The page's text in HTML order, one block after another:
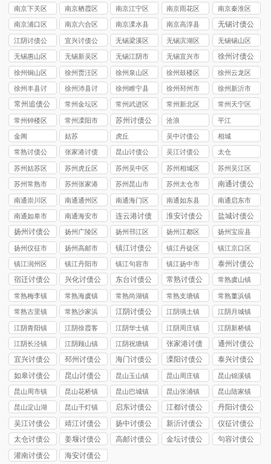
司
讨债公司
讨债公司
讨债公司
讨债公司
南京下关区
讨债公司
南京栖霞区
讨债公司
南京江宁区
讨债公司
南京雨花区
讨债公司
南京秦淮区
讨债公司
南京浦口区
讨债公司
南京六合区
讨债公司
南京溧水县
讨债公司
南京高淳县
讨债公司
无锡讨债公
司
江阴讨债公
司
宜兴讨债公
司
无锡梁溪区
讨债公司
无锡滨湖区
讨债公司
无锡锡山区
讨债公司
无锡惠山区
讨债公司
无锡新吴区
讨债公司
无锡江阴市
讨债公司
无锡宜兴市
讨债公司
徐州讨债公
司
徐州铜山区
讨债公司
徐州贾汪区
讨债公司
徐州泉山区
讨债公司
徐州鼓楼区
讨债公司
徐州云龙区
讨债公司
徐州丰县讨
债公司
徐州沛县讨
债公司
徐州睢宁县
讨债公司
徐州‌邳州市
讨债公司
徐州新沂市
讨债公司
常州追债公
司
常州金坛区
讨债公司
常州武进区
讨债公司
常州新北区
讨债公司
常州天宁区
讨债公司
常州钟楼区
讨债公司
常州溧阳市
讨债公司
苏州讨债公
司
沧浪 平江
金阊 姑苏 虎丘
吴中讨债公
司
相城
常熟讨债公
司
张家港讨债
公司
昆山讨债公
司
吴江讨债公
司
太仓
苏州姑苏区
讨债公司
苏州虎丘区
讨债公司
苏州吴中区
讨债公司
苏州相城区
讨债公司
苏州吴江区
讨债公司
苏州常熟市
讨债公司
苏州张家港
市讨债公司
苏州昆山市
讨债公司
苏州太仓市
讨债公司
南通讨债公
司
南通崇川区
讨债公司
南通通州区
讨债公司
南通海门区
讨债公司
南通如东县
讨债公司
南通启东市
讨债公司
南通如皋市
讨债公司
南通海安市
讨债公司
连云港讨债
公司
淮安讨债公
司
盐城讨债公
司
扬州讨债公
司
扬州广陵区
讨债公司
扬州邗江区
讨债公司
扬州江都区
讨债公司
扬州宝应县
讨债公司
扬州仪征市
讨债公司
扬州高邮市
讨债公司
镇江讨债公
司
镇江丹徒区
讨债公司
镇江京口区
讨债公司
镇江润州区
讨债公司
镇江丹阳市
讨债公司
镇江句容市
讨债公司
镇江扬中市
讨债公司
泰州讨债公
司
宿迁讨债公
司
兴化讨债公
司
东台讨债公
司
常熟讨债公
司
常熟虞山镇
讨债公司
常熟梅李镇
讨债公司
常熟海虞镇
讨债公司
常熟尚湖镇
讨债公司
常熟支塘镇
讨债公司
常熟董浜镇
讨债公司
常熟古里镇
讨债公司
常熟沙家浜
镇讨债公司
江阴讨债公
司
江阴璜土镇
讨债公司
江阴月城镇
讨债公司
江阴青阳镇
讨债公司
江阴徐霞客
镇讨债公司
江阴华士镇
讨债公司
江阴周庄镇
讨债公司
江阴新桥镇
讨债公司
江阴长泾镇
讨债公司
江阴顾山镇
讨债公司
江阴祝塘镇
讨债公司
张家港讨债
公司
通州讨债公
司
宜兴讨债公
司
邳州讨债公
司
海门讨债公
司
溧阳讨债公
司
泰兴讨债公
司
如皋讨债公
司
昆山讨债公
司
昆山玉山镇
讨债公司
昆山周庄镇
讨债公司
昆山锦溪镇
讨债公司
昆山周市镇
讨债公司
昆山花桥镇
讨债公司
昆山巴城镇
讨债公司
昆山张浦镇
讨债公司
昆山陆家镇
讨债公司
昆山淀山湖
镇讨债公司
昆山千灯镇
讨债公司
启东讨债公
司
江都讨债公
司
丹阳讨债公
司
吴江讨债公
司
靖江讨债公
司
扬中讨债公
司
新沂讨债公
司
仪征讨债公
司
太仓讨债公
司
姜堰讨债公
司
高邮讨债公
金坛讨债公
句容讨债公
灌南讨债公
海安讨债公